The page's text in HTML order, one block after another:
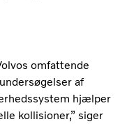
omfattende
af
hjælper
kollisioner,” siger